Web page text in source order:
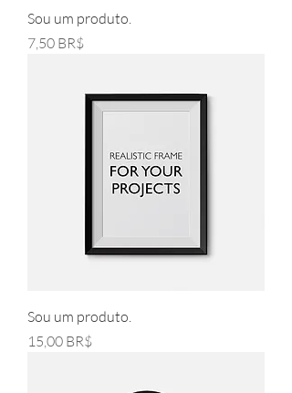
Sou um produto.
Pris
7,50 BR$
Sou um produto.
Pris
15,00 BR$